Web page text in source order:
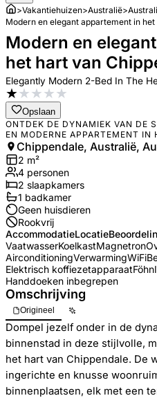
>Vakantiehuizen>Australië>
Modern en elegant appartement in
Modern en
het hart van
Elegantly Modern 2-Bed In The
★★★★★
Opslaan
ONTDEK DE DYNAMIEK VAN DE
EN MODERNE APPARTEMENT IN
Chippendale, Australië,
2 m²
4 personen
2 slaapkamers
1 badkamer
Geen huisdieren
Rookvrij
AccommodatieLocatie
VaatwasserKoelkastMagnetron
AirconditioningVerwarmingWiFi
Elektrisch koffiezetapparaatFöhn
Handdoeken inbegrepen
Omschrijving
Origineel
Dompel jezelf onder in de
binnenstad in deze stijlvolle,
het hart van Chippendale. De
ingerichte en knusse
binnenplaatsen, elk met een